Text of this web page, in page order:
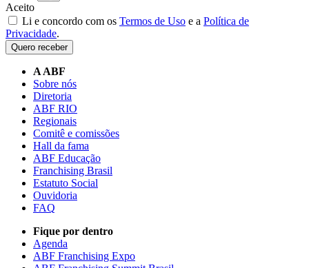
Aceito
Li e concordo com os Termos de Uso e a Política de
Privacidade.
Quero receber
A ABF
Sobre nós
Diretoria
ABF RIO
Regionais
Comitê e comissões
Hall da fama
ABF Educação
Franchising Brasil
Estatuto Social
Ouvidoria
FAQ
Fique por dentro
Agenda
ABF Franchising Expo